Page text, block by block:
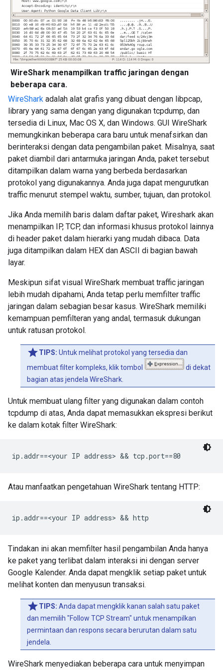
self' type='application/atom+xml' href='http://
740hnj46744'></link><author><name>MS150 Training
endEventNotifications value='false'></
><id>http://www.google.com/cal
22:22:31.153097 IP po-in-f99.google.com.80 >
E...1#..2.I.H..c...e.P.......=.:P.. ....
0group.calendar.google.com/public/basic/
d>2007-06-11T15:08:23.000Z</
><category scheme='http://schemas.google.com/g/
oogle.com/g/2005#event'></category><title
><summary type='html'>When: Mon Jun 4, 2007 10am
&lt;br&gt;Where: Conference Room B
ary><content type='text'>When: Mon Jun 4, 2007 10am
gt;  &lt;br&gt;Where: Conference Room B
ink rel='alternate' type='text/html' href='http://
title='alternate'></link><link rel='self'
://www.google.com/calendar/feeds/
gle.com/public/basic/51d8kh4s3bplqnbf1lp6p0kjp8'></
ning Schedule</name></
kpm3lc1abs2o</id><published>20
22:22:31.190244 IP po-in-f99.google.com.80 >
E..G1$..2.K.H..c...e.P.....<.=.:P.. ....
ed>2007-06-11T15:10:08.000Z</updated><category
/g/2005#kind' term='http://schemas.google.com/g/
pe='text'>MS150 Information session</
2007 4pm to Wed Jun 6, 2007 5pm&amp;nbsp;
s:     confirmed</summary><content type='text'>When:
/content><link rel='alternate' type='text/html'
ndar/
href='http://www.google.com/calendar/feeds/
alendar.google.com/public/basic/
>MS150 Training Schedule</name></
WireShark menampilkan traffic jaringan dengan
beberapa cara.
WireShark adalah alat grafis yang dibuat dengan libpcap,
library yang sama dengan yang digunakan tcpdump, dan
tersedia di Linux, Mac OS X, dan Windows. GUI WireShark
memungkinkan beberapa cara baru untuk menafsirkan dan
berinteraksi dengan data pengambilan paket. Misalnya, saat
paket diambil dari antarmuka jaringan Anda, paket tersebut
ditampilkan dalam warna yang berbeda berdasarkan
protokol yang digunakannya. Anda juga dapat mengurutkan
traffic menurut stempel waktu, sumber, tujuan, dan protokol.
Jika Anda memilih baris dalam daftar paket, Wireshark akan
menampilkan IP, TCP, dan informasi khusus protokol lainnya
di header paket dalam hierarki yang mudah dibaca. Data
juga ditampilkan dalam HEX dan ASCII di bagian bawah
layar.
Meskipun sifat visual WireShark membuat traffic jaringan
lebih mudah dipahami, Anda tetap perlu memfilter traffic
jaringan dalam sebagian besar kasus. WireShark memiliki
kemampuan pemfilteran yang andal, termasuk dukungan
untuk ratusan protokol.
TIPS: Untuk melihat protokol yang tersedia dan
membuat filter kompleks, klik tombol
di dekat
bagian atas jendela WireShark.
Untuk membuat ulang filter yang digunakan dalam contoh
tcpdump di atas, Anda dapat memasukkan ekspresi berikut
ke dalam kotak filter WireShark:
Atau manfaatkan pengetahuan WireShark tentang HTTP:
Tindakan ini akan memfilter hasil pengambilan Anda hanya
ke paket yang terlibat dalam interaksi ini dengan server
Google Kalender. Anda dapat mengklik setiap paket untuk
melihat konten dan menyusun transaksi.
TIPS: Anda dapat mengklik kanan salah satu paket
dan memilih "Follow TCP Stream" untuk menampilkan
permintaan dan respons secara berurutan dalam satu
jendela.
WireShark menyediakan beberapa cara untuk menyimpan